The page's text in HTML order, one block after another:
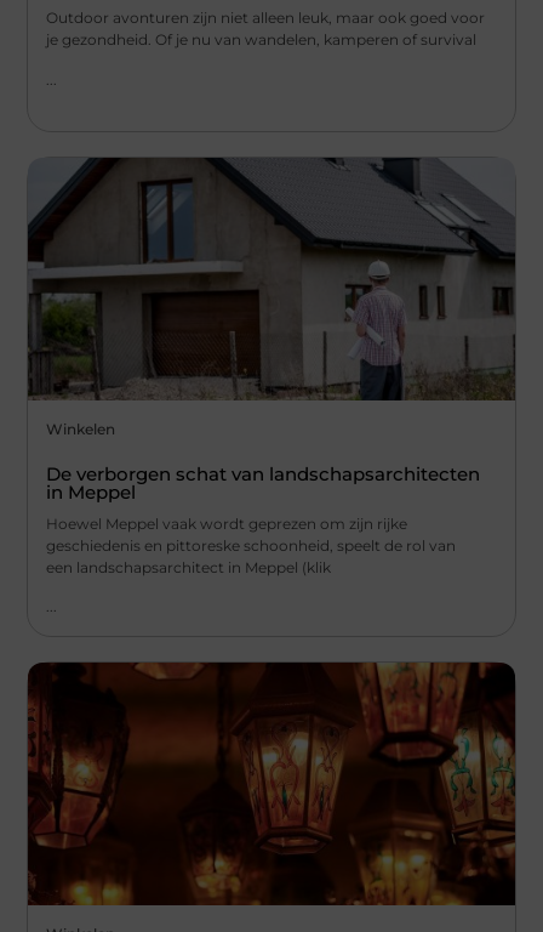
Outdoor avonturen zijn niet alleen leuk, maar ook goed voor
je gezondheid. Of je nu van wandelen, kamperen of survival
Winkelen
De verborgen schat van landschapsarchitecten
in Meppel
Hoewel Meppel vaak wordt geprezen om zijn rijke
geschiedenis en pittoreske schoonheid, speelt de rol van
een landschapsarchitect in Meppel (klik
...